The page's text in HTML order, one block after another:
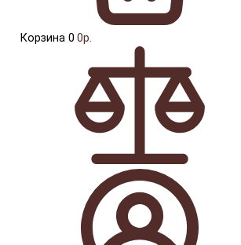
Корзина 0 0р.